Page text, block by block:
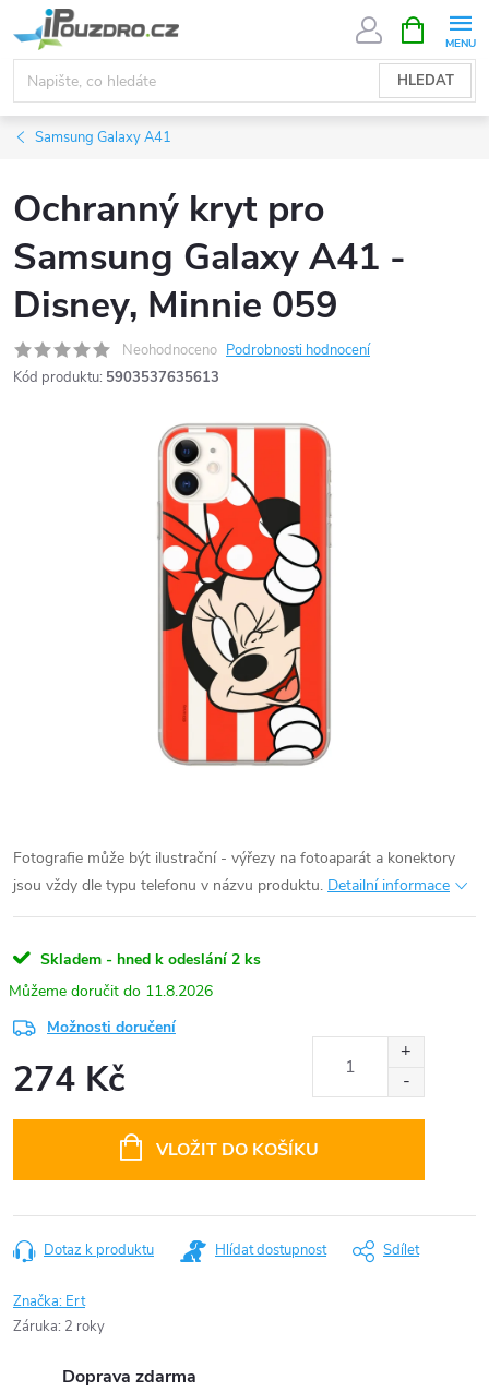
na
obsah
HLEDAT
NÁKUPNÍ
KOŠÍK
Samsung Galaxy A41
Ochranný kryt pro
Samsung Galaxy A41 -
Disney, Minnie 059
Neohodnoceno Podrobnosti hodnocení
Kód produktu: 5903537635613
Fotografie může být ilustrační - výřezy na fotoaparát a konektory
jsou vždy dle typu telefonu v názvu produktu. Detailní informace
Skladem - hned k odeslání 2 ks
11.8.2026
Možnosti doručení
274 Kč
VLOŽIT DO KOŠÍKU
Dotaz k produktu Hlídat dostupnost Sdílet
Značka: Ert
Záruka: 2 roky
Doprava zdarma